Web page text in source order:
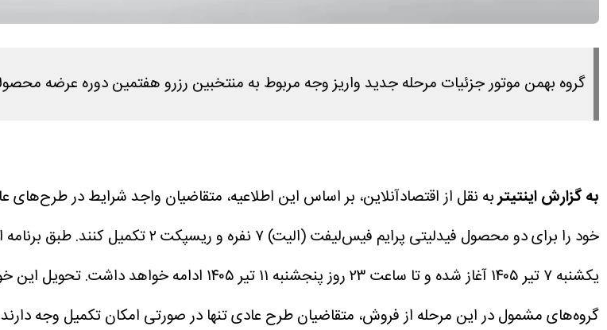
گروه بهمن موتور جزئیات مرحله جدید واریز وجه مربوط به منتخبین رزرو هفتمین دوره عرضه
به گزارش اینتیتربه نقل از اقتصادآنلاین، بر اساس این اطلاعیه، متقاضیان واجد شرایط در
خود را برای دو محصول فیدلیتی پرایم فیس‌لیفت (الیت) ۷ نفره و ریسپکت ۲ تکمیل کنند.
یکشنبه ۷ تیر ۱۴۰۵ آغاز شده و تا ساعت ۲۳ روز پنجشنبه ۱۱ تیر ۱۴۰۵ ادامه خواهد داشت. تحویل این خودروها با قیمت قطعی و در بازه زمانی ۳۰ روزه انجام می‌شود.
گروه‌های مشمول